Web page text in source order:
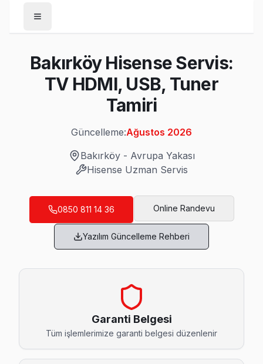
/Bakırköy
Hisense
Ağustos 2026
Ataköy 1. Kısım Hisense Servis
Ataköy 1. Kısım'de Hisense TV ekranında çizgi, donma
Hisense Servis Merkezi →
Ataköy 2-5-6. Kısım Hisense Servis
Bakırköy'da Ataköy 2-5-6. Kısım bölgesi dahil tüm
Ataköy 2-5-6. Kısım Hisense Açılmıyor Arıza →
Ataköy 3-4-11. Kısım Hisense Servis
Ataköy 3-4-11. Kısım'de Hisense TV ekran değişimi
Bakırköy Hisense Servis:
TV HDMI, USB, Tuner
Tamiri
Güncelleme:Ağustos 2026
Bakırköy- Avrupa Yakası
Hisense Uzman Servis
0850 811 14 36 Online Randevu
Yazılım Güncelleme Rehberi
Garanti Belgesi
Tüm işlemlerimize garanti belgesi düzenlenir